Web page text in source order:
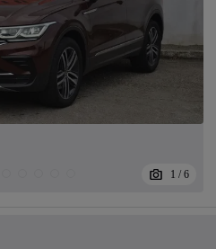
1 / 6